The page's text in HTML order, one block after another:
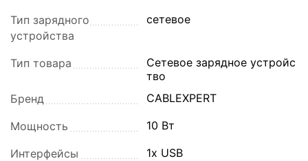
Тип зарядного
устройства
сетевое
Тип товара
Сетевое зарядное устройс
тво
Бренд
CABLEXPERT
Мощность 10 Вт
Интерфейсы 1x USB